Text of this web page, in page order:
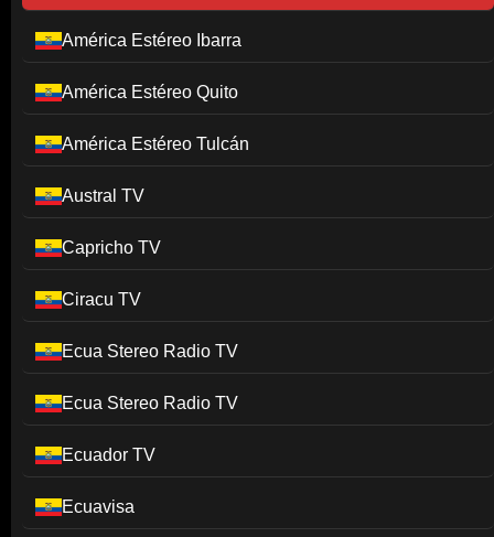
América Estéreo Ibarra
América Estéreo Quito
América Estéreo Tulcán
Austral TV
Capricho TV
Ciracu TV
Ecua Stereo Radio TV
Ecua Stereo Radio TV
Ecuador TV
Ecuavisa